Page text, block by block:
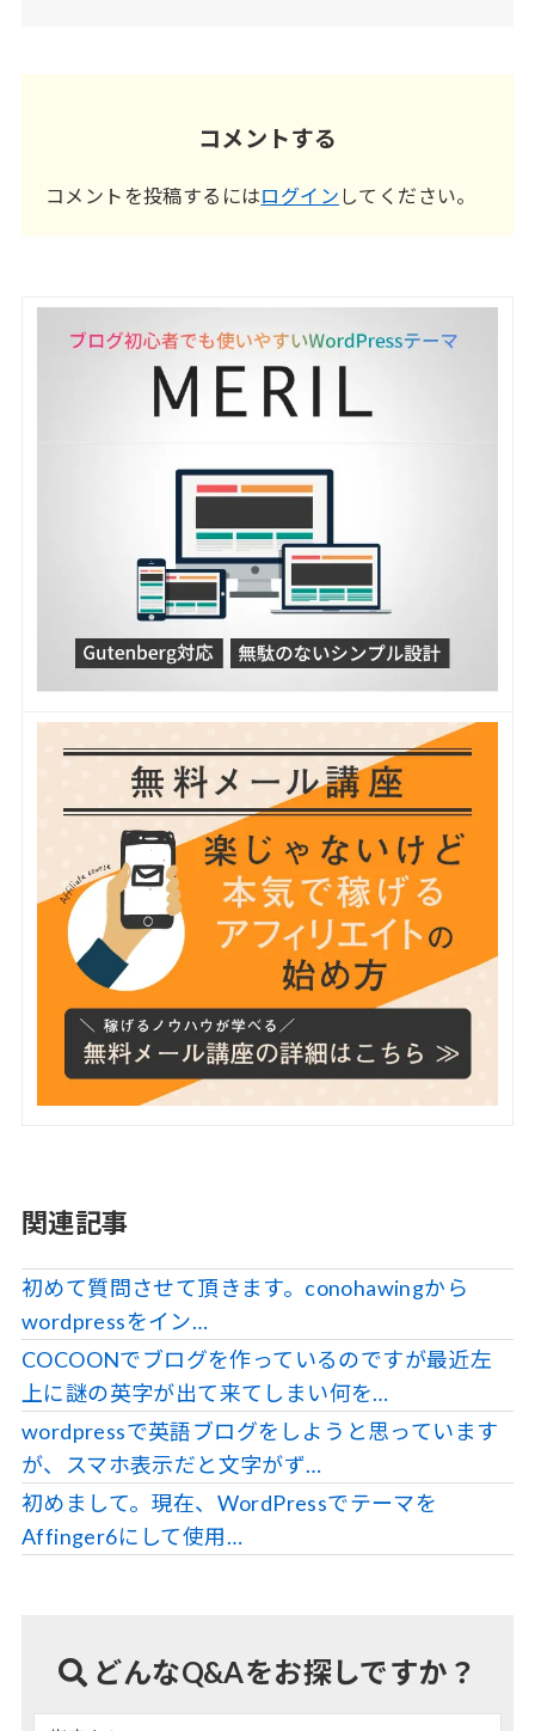
コメントする
コメントを投稿するにはログイン してください。
関連記事
初めて質問させて頂きます。conohawingから
wordpressをイン…
COCOONでブログを作っているのですが最近左
上に謎の英字が出て来てしまい何を…
wordpressで英語ブログをしようと思っています
が、スマホ表示だと文字がず…
初めまして。現在、WordPressでテーマを
Affinger6にして使用…
どんなQ&Aをお探しですか？